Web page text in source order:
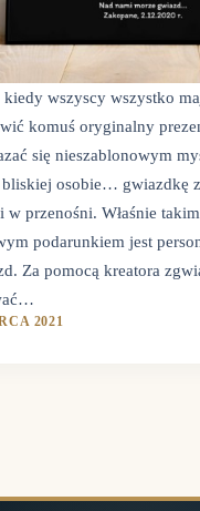
kiedy wszyscy wszystko
komuś oryginalny
się nieszablonowym
bliskiej osobie… gwiazdkę
w przenośni. Właśnie takim
podarunkiem jest
Za pomocą kreatora
2021